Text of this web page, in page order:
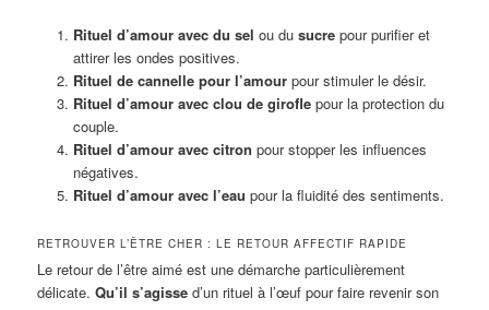
Rituel d’amour avec du sel ou du sucrepour purifier et
attirer les ondes positives.
Rituel de cannelle pour l’amourpour stimuler le désir.
Rituel d’amour avec clou de giroflepour la protection du
couple.
Rituel d’amour avec citron pour stopper les influences
négatives.
Rituel d’amour avec l’eau pour la fluidité des sentiments.
RETROUVER L’ÊTRE CHER : LE RETOUR AFFECTIF RAPIDE
Le retour de l’être aimé est une démarche particulièrement
délicate.Qu’il s’agisse d’un rituel à l’œuf pour faire revenir son